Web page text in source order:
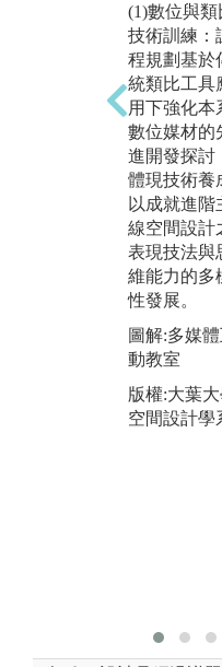
(1)數位與類
技術訓練：
程規劃基於
統類比工具
用下強化本
數位媒材的
進開發探討
體現技術養
以成就進階
線空間設計
表現技法與
維能力的多
性發展。
圖解:多媒
動教室
版權:大葉
空間設計學